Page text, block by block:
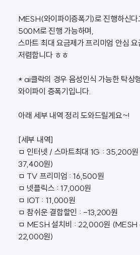
MESH(와이파이증폭기)로 진행하신다
500M로 진행 가능하며,
스마트 최대 요금제가 프리미엄 안심
저렴합니다 ㅎㅎ
* ai클락의 경우 음성인식 가능한 탁상
와이파이 증폭기입니다.
아래 세부 내역 정리 도와드릴게요~!
[세부 내역]
ㅁ 인터넷 / 스마트최대 1G : 35,200
37,400원)
ㅁ TV 프리미엄 : 16,500원
ㅁ 넷플릭스 : 17,000원
ㅁ IOT : 11,000원
ㅁ 참쉬운 결합할인 : -13,200원
ㅁ MESH 설치비 : 22,000원 (MESH
22,000원)